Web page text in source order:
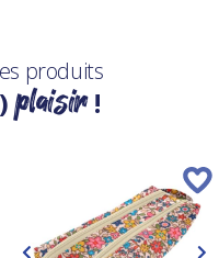
produits
plaisir!